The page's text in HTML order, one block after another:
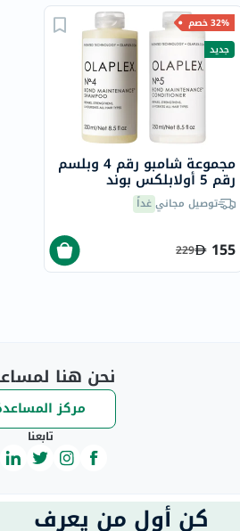
32% خصم
جديد
مجموعة شامبو رقم 4 وبلسم
رقم 5 أولابلكس بوند
مينتينانس - 250 مل
توصيل مجانيغداً
155
229
نحن هنا
مركز
تابعنا
كن أول من يعرف